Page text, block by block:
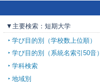
▼主要検索：短期大学
学び目的別（学校数上位順）
学び目的別（系統名索引50音）
学科検索
地域別